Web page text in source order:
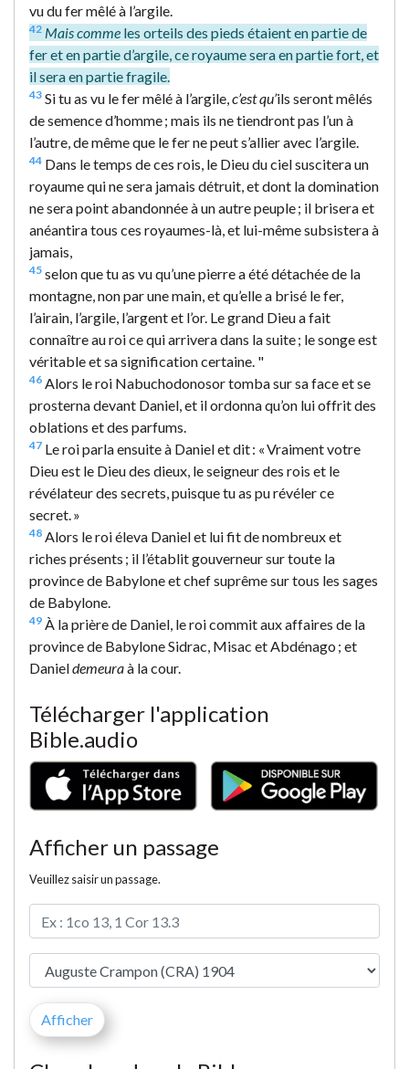
vu du fer mêlé à l’argile.
42 Mais comme les orteils des pieds étaient en partie de
fer et en partie d’argile, ce royaume sera en partie fort, et
il sera en partie fragile.
43 Si tu as vu le fer mêlé à l’argile, c’est qu’ils seront mêlés
de semence d’homme ; mais ils ne tiendront pas l’un à
l’autre, de même que le fer ne peut s’allier avec l’argile.
44 Dans le temps de ces rois, le Dieu du ciel suscitera un
royaume qui ne sera jamais détruit, et dont la domination
ne sera point abandonnée à un autre peuple ; il brisera et
anéantira tous ces royaumes-là, et lui-même subsistera à
jamais,
45 selon que tu as vu qu’une pierre a été détachée de la
montagne, non par une main, et qu’elle a brisé le fer,
l’airain, l’argile, l’argent et l’or. Le grand Dieu a fait
connaître au roi ce qui arrivera dans la suite ; le songe est
véritable et sa signification certaine. "
46 Alors le roi Nabuchodonosor tomba sur sa face et se
prosterna devant Daniel, et il ordonna qu’on lui offrit des
oblations et des parfums.
47 Le roi parla ensuite à Daniel et dit : « Vraiment votre
Dieu est le Dieu des dieux, le seigneur des rois et le
révélateur des secrets, puisque tu as pu révéler ce
secret. »
48 Alors le roi éleva Daniel et lui fit de nombreux et
riches présents ; il l’établit gouverneur sur toute la
province de Babylone et chef suprême sur tous les sages
de Babylone.
49 À la prière de Daniel, le roi commit aux affaires de la
province de Babylone Sidrac, Misac et Abdénago ; et
Danieldemeuraà la cour.
Télécharger l'application
Bible.audio
Afficher un passage
Veuillez saisir un passage.